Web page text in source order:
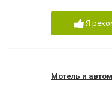
Я
Мотель и